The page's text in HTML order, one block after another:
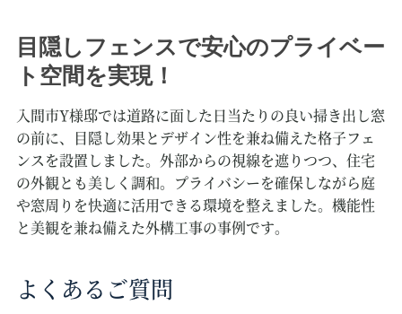
目隠しフェンスで安心のプライベー
ト空間を実現！
入間市Y様邸では道路に面した日当たりの良い掃き出し窓
の前に、目隠し効果とデザイン性を兼ね備えた格子フェ
ンスを設置しました。外部からの視線を遮りつつ、住宅
の外観とも美しく調和。プライバシーを確保しながら庭
や窓周りを快適に活用できる環境を整えました。機能性
と美観を兼ね備えた外構工事の事例です。
よくあるご質問